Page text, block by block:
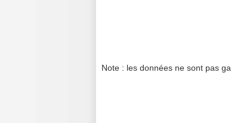
Note : les données ne sont pas